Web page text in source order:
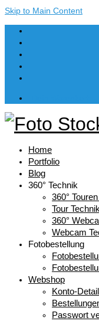
Skip to Main Content
Home
Portfolio
Blog
360° Technik
360°
Tour Technik
360°
Webcam
Fotobestellung
Webshop
Konto-
Passwort